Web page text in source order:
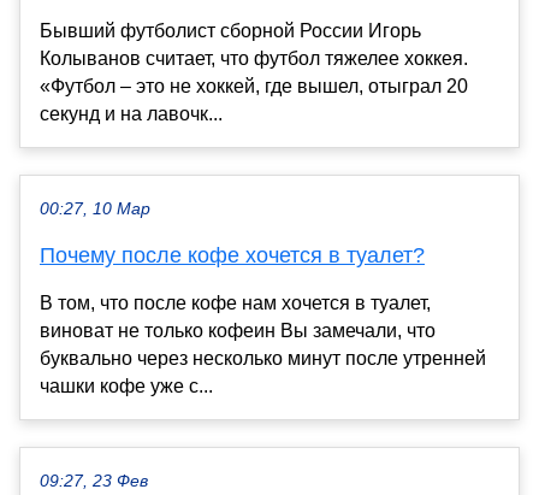
Бывший футболист сборной России Игорь
Колыванов считает, что футбол тяжелее хоккея.
«Футбол – это не хоккей, где вышел, отыграл 20
секунд и на лавочк...
00:27, 10 Мар
Почему после кофе хочется в туалет?
В том, что после кофе нам хочется в туалет,
виноват не только кофеин Вы замечали, что
буквально через несколько минут после утренней
чашки кофе уже с...
09:27, 23 Фев